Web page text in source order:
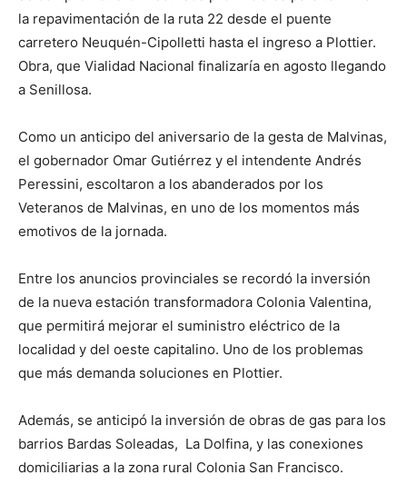
la repavimentación de la ruta 22 desde el puente
carretero Neuquén-Cipolletti hasta el ingreso a Plottier.
Obra, que Vialidad Nacional finalizaría en agosto llegando
a Senillosa.
Como un anticipo del aniversario de la gesta de Malvinas,
el gobernador Omar Gutiérrez y el intendente Andrés
Peressini, escoltaron a los abanderados por los
Veteranos de Malvinas, en uno de los momentos más
emotivos de la jornada.
Entre los anuncios provinciales se recordó la inversión
de la nueva estación transformadora Colonia Valentina,
que permitirá mejorar el suministro eléctrico de la
localidad y del oeste capitalino. Uno de los problemas
que más demanda soluciones en Plottier.
Además, se anticipó la inversión de obras de gas para los
barrios Bardas Soleadas, La Dolfina, y las conexiones
domiciliarias a la zona rural Colonia San Francisco.